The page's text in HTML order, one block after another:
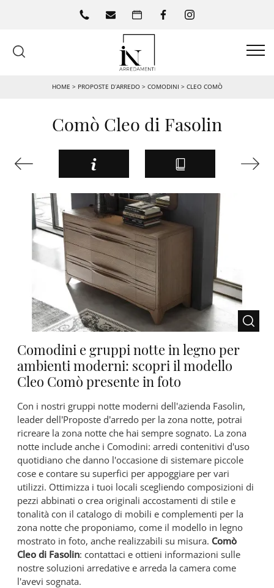
HOME > PROPOSTE D’ARREDO> COMODINI > CLEO COMÒ
Comò Cleo di Fasolin
Comodini e gruppi notte in legno per
ambienti moderni: scopri il modello
Cleo Comò presente in foto
Con i nostri gruppi notte moderni dell'azienda Fasolin,
leader dell’Proposte d’arredo per la zona notte, potrai
ricreare la zona notte che hai sempre sognato. La zona
notte include anche i Comodini: arredi contenitivi d'uso
quotidiano che danno l'occasione di sistemare piccole
cose e contare su superfici per appoggiare per vari
utilizzi. Ottimizza i tuoi locali scegliendo composizioni di
pezzi abbinati o crea originali accostamenti di stile e
tonalità con il catalogo di mobili e complementi per la
zona notte che proponiamo, come il modello in legno
mostrato in foto, anche realizzabili su misura. Comò
Cleo di Fasolin: contattaci e ottieni informazioni sulle
nostre soluzioni arredative e arreda la camera come
l'avevi sognata.